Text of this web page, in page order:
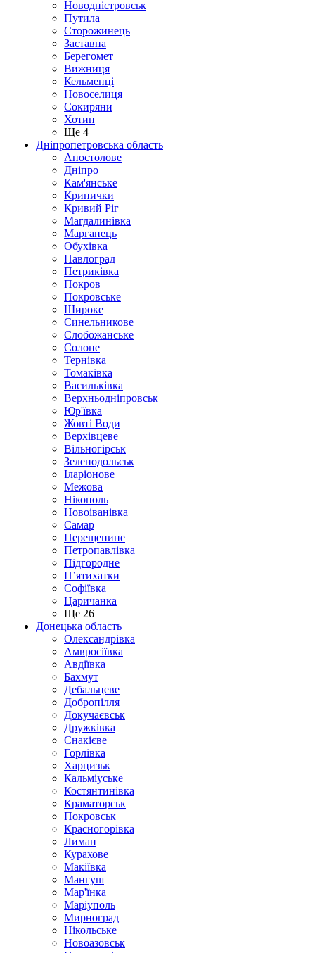
Новодністровськ
Путила
Сторожинець
Заставна
Берегомет
Вижниця
Кельменці
Новоселиця
Сокиряни
Хотин
Ще 4
Дніпропетровська область
Апостолове
Дніпро
Кам'янське
Кринички
Кривий Ріг
Магдалинівка
Марганець
Обухівка
Павлоград
Петриківка
Покров
Покровське
Широке
Синельникове
Слобожанське
Солоне
Тернівка
Томаківка
Васильківка
Верхньодніпровськ
Юр'ївка
Жовті Води
Верхівцеве
Вільногірськ
Зеленодольськ
Іларіонове
Межова
Нікополь
Новоіванівка
Самар
Перещепине
Петропавлівка
Підгородне
П’ятихатки
Софіївка
Царичанка
Ще 26
Донецька область
Олександрівка
Амвросіївка
Авдіївка
Бахмут
Дебальцеве
Добропілля
Докучаєвськ
Дружківка
Єнакієве
Горлівка
Харцизьк
Кальміуське
Костянтинівка
Краматорськ
Покровськ
Красногорівка
Лиман
Курахове
Макіївка
Мангуш
Мар'їнка
Маріуполь
Мирноград
Нікольське
Новоазовськ